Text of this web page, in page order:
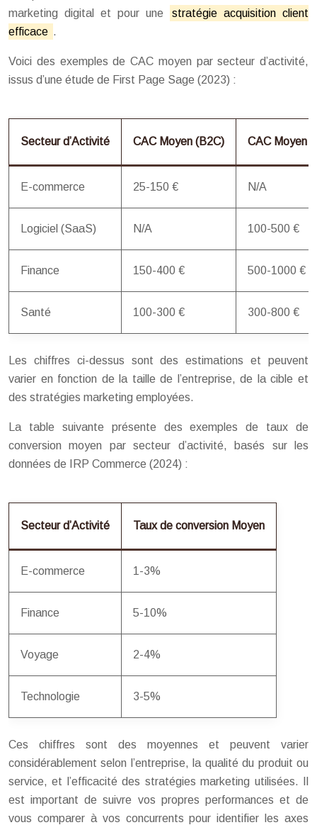
marketing digital et pour une
stratégie acquisition client
efficace .
Voici des exemples de CAC moyen par secteur d’activité,
issus d’une étude de First Page Sage (2023) :
Secteur d’Activité CAC Moyen (B2C) CAC Moyen
E-commerce 25-150 € N/A
Logiciel (SaaS) N/A 100-500 €
Finance 150-400 € 500-1000 €
Santé 100-300 € 300-800 €
Les chiffres ci-dessus sont des estimations et peuvent
varier en fonction de la taille de l’entreprise, de la cible et
des stratégies marketing employées.
La table suivante présente des exemples de taux de
conversion moyen par secteur d’activité, basés sur les
données de IRP Commerce (2024) :
Secteur d’Activité Taux de conversion Moyen
E-commerce 1-3%
Finance 5-10%
Voyage 2-4%
Technologie 3-5%
Ces chiffres sont des moyennes et peuvent varier
considérablement selon l’entreprise, la qualité du produit ou
service, et l’efficacité des stratégies marketing utilisées. Il
est important de suivre vos propres performances et de
vous comparer à vos concurrents pour identifier les axes